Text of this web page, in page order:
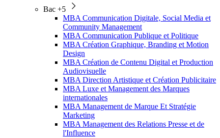
Bac +5
MBA Communication Digitale, Social Media et
Community Management
MBA Communication Publique et Politique
MBA Création Graphique, Branding et Motion
Design
MBA Création de Contenu Digital et Production
Audiovisuelle
MBA Direction Artistique et Création Publicitaire
MBA Luxe et Management des Marques
internationales
MBA Management de Marque Et Stratégie
Marketing
MBA Management des Relations Presse et de
l'Influence